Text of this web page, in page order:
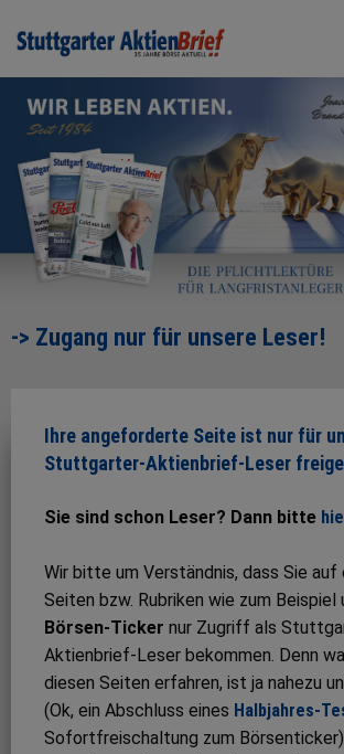
-> Zugang nur für unsere Leser!
Ihre angeforderte Seite ist nur für
Stuttgarter-Aktienbrief-Leser
Sie sind schon Leser? Dann bitte
Wir bitte um Verständnis, dass Sie auf
Seiten bzw. Rubriken wie zum Beispiel
Börsen-Ticker nur Zugriff als
Aktienbrief-Leser bekommen. Denn
diesen Seiten erfahren, ist ja nahezu
(Ok, ein Abschluss eines Halbjahres-
Sofortfreischaltung zum